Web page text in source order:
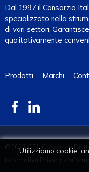
Dal 1997 il Consorzio
specializzato nella
di vari settori.
qualitativamente
Prodotti Marchi
Utilizziamo cookie,
©2025 CDL Consorzio